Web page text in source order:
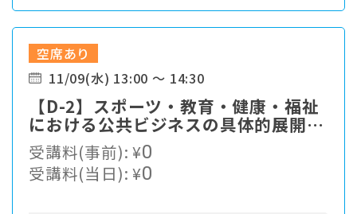
空席あり
11/09(水) 13:00 ～ 14:30
【D-2】スポーツ・教育・健康・福祉
における公共ビジネスの具体的展開
～部活動、学校PFI、児童館に民間活
力を呼び込もう～
受講料(事前):¥0
受講料(当日):¥0